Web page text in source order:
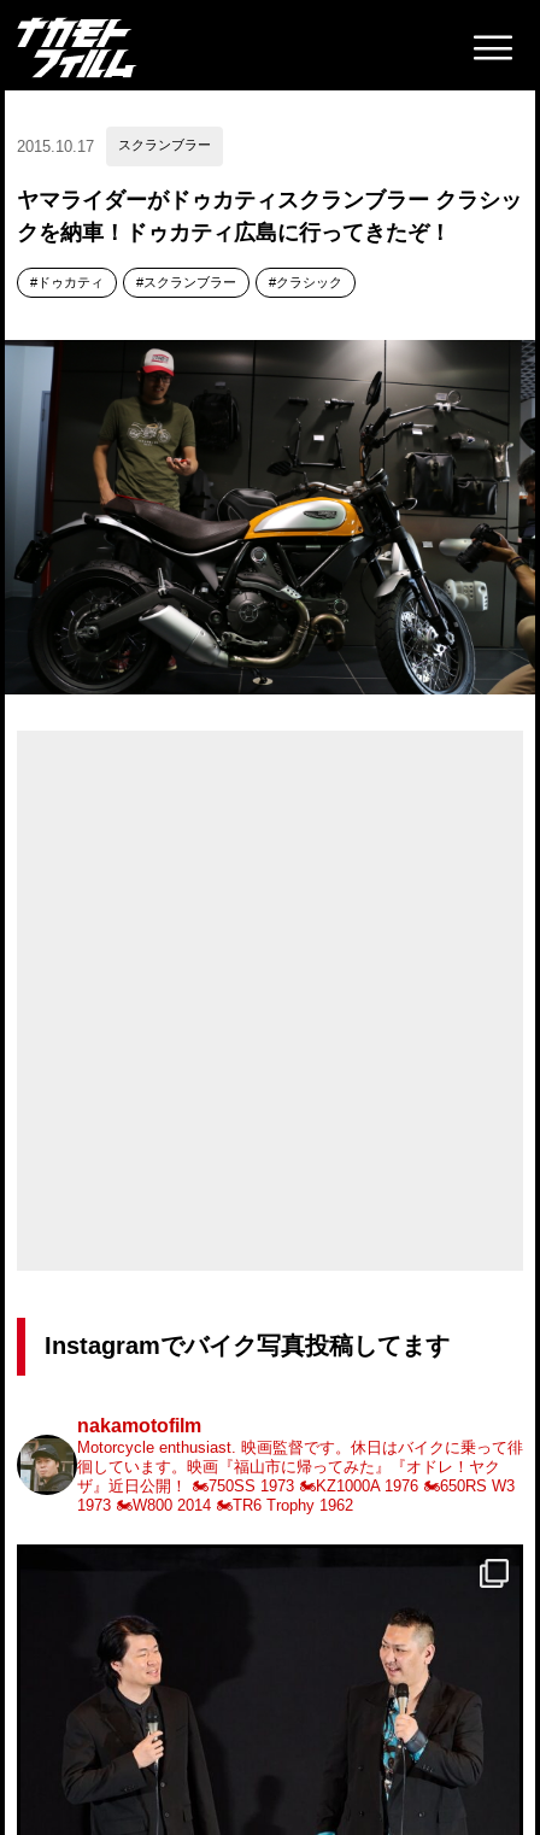
2015.10.17 スクランブラー
ヤマライダーがドゥカティスクランブラー クラシッ
クを納車！ドゥカティ広島に行ってきたぞ！
ドゥカティ スクランブラー クラシック
Instagramでバイク写真投稿してます
nakamotofilm
Motorcycle enthusiast. 映画監督です。休日はバイクに乗って徘
徊しています。映画『福山市に帰ってみた』『オドレ！ヤク
ザ』近日公開！
🏍️750SS 1973 🏍️KZ1000A 1976 🏍️650RS W3
1973 🏍️W800 2014 🏍️TR6 Trophy 1962